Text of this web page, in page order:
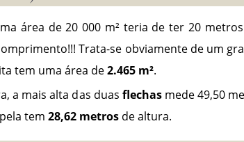
área de 20 000 m² teria de ter 20
Trata-se obviamente de um
tem uma área de2.465 m².
a mais alta das duas flechasmede 49,50
tem 28,62 metros de altura.